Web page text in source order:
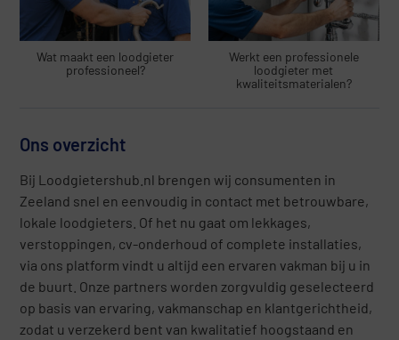
Wat maakt een loodgieter
professioneel?
Werkt een professionele
loodgieter met
kwaliteitsmaterialen?
Ons overzicht
Bij Loodgietershub.nl brengen wij consumenten in
Zeeland snel en eenvoudig in contact met betrouwbare,
lokale loodgieters. Of het nu gaat om lekkages,
verstoppingen, cv-onderhoud of complete installaties,
via ons platform vindt u altijd een ervaren vakman bij u in
de buurt. Onze partners worden zorgvuldig geselecteerd
op basis van ervaring, vakmanschap en klantgerichtheid,
zodat u verzekerd bent van kwalitatief hoogstaand en